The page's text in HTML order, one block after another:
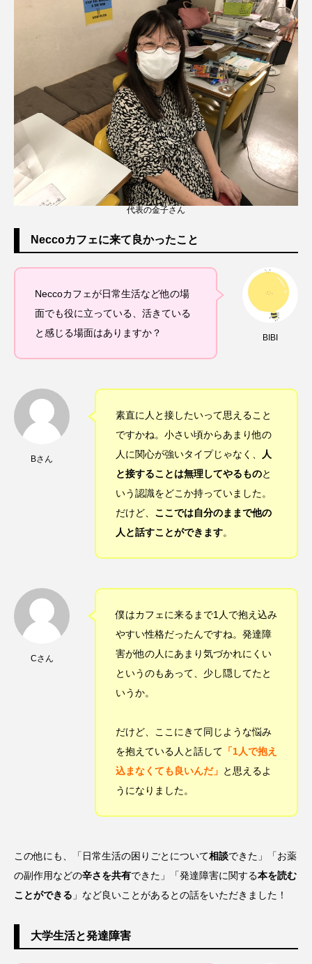
代表の金子さん
Neccoカフェに来て良かったこと
BIBI
Neccoカフェが日常生活など他の場
面でも役に立っている、活きている
と感じる場面はありますか？
Bさん
素直に人と接したいって思えること
ですかね。小さい頃からあまり他の
人に関心が強いタイプじゃなく、
人
と接することは無理してやるものと
いう認識をどこか持っていました。
だけど、 ここでは自分のままで他の
人と話すことができます。
Cさん
僕はカフェに来るまで1人で抱え込み
やすい性格だったんですね。発達障
害が他の人にあまり気づかれにくい
というのもあって、少し隠してたと
いうか。
だけど、ここにきて同じような悩み
を抱えている人と話して 「1人で抱え
込まなくても良いんだ」 と思えるよ
うになりました。
この他にも、「日常生活の困りごとについて相談できた」「お薬
の副作用などの辛さを共有できた」「発達障害に関する本を読む
ことができる 」など良いことがあるとの話をいただきました！
大学生活と発達障害